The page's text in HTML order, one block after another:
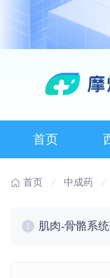
首页
首页 中成药
肌肉-骨骼系